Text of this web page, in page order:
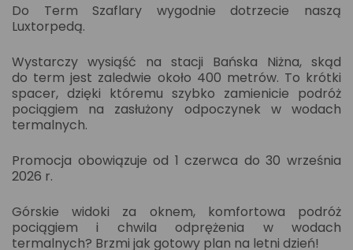
Do Term Szaflary wygodnie dotrzecie naszą
Luxtorpedą.
Wystarczy wysiąść na stacji Bańska Niżna, skąd
do term jest zaledwie około 400 metrów. To krótki
spacer, dzięki któremu szybko zamienicie podróż
pociągiem na zasłużony odpoczynek w wodach
termalnych.
Promocja obowiązuje od 1 czerwca do 30 września
2026 r.
Górskie widoki za oknem, komfortowa podróż
pociągiem i chwila odprężenia w wodach
termalnych? Brzmi jak gotowy plan na letni dzień!